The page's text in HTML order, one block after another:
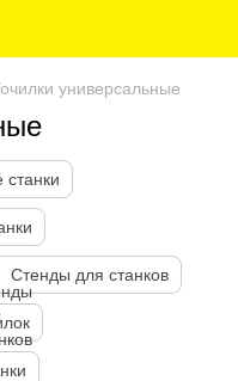
универсальные
станки
Стенды для станков